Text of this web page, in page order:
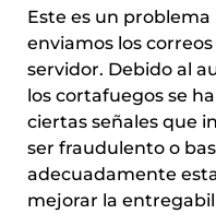
Este es un
enviamos los
servidor. Debido al
los cortafuegos se
ciertas señales que
ser fraudulento o
adecuadamente
mejorar la